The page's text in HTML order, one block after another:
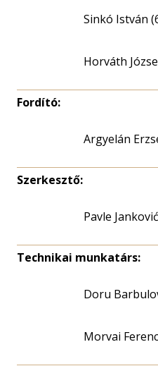
Sinkó István
Horváth
Fordító:
Argyelán
Szerkesztő:
Pavle Janković
Technikai munkatárs:
Doru
Morvai Ferenc